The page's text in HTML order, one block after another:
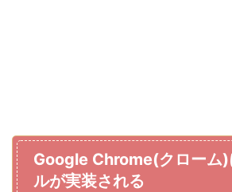
Google Chrome(クローム)
ルが実装される